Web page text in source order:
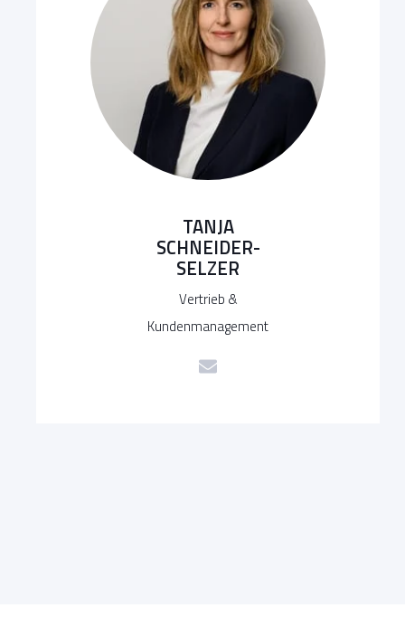
TANJA
SCHNEIDER-
SELZER
Vertrieb &
Kundenmanagement